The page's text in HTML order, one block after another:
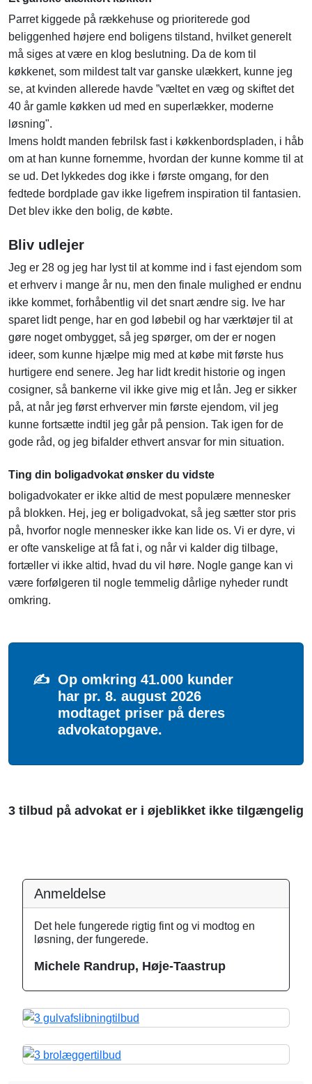
Parret kiggede på rækkehuse og prioriterede god
beliggenhed højere end boligens tilstand, hvilket generelt
må siges at være en klog beslutning. Da de kom til
køkkenet, som mildest talt var ganske ulækkert, kunne jeg
se, at kvinden allerede havde ”væltet en væg og skiftet det
40 år gamle køkken ud med en superlækker, moderne
løsning".
Imens holdt manden febrilsk fast i køkkenbordspladen, i håb
om at han kunne fornemme, hvordan der kunne komme til at
se ud. Det lykkedes dog ikke i første omgang, for den
fedtede bordplade gav ikke ligefrem inspiration til fantasien.
Det blev ikke den bolig, de købte.
Bliv udlejer
Jeg er 28 og jeg har lyst til at komme ind i fast ejendom som
et erhverv i mange år nu, men den finale mulighed er endnu
ikke kommet, forhåbentlig vil det snart ændre sig. Ive har
sparet lidt penge, har en god løbebil og har værktøjer til at
gøre noget ombygget, så jeg spørger, om der er nogen
ideer, som kunne hjælpe mig med at købe mit første hus
hurtigere end senere. Jeg har lidt kredit historie og ingen
cosigner, så bankerne vil ikke give mig et lån. Jeg er sikker
på, at når jeg først erhverver min første ejendom, vil jeg
kunne fortsætte indtil jeg går på pension. Tak igen for de
gode råd, og jeg bifalder ethvert ansvar for min situation.
Ting din boligadvokat ønsker du vidste
boligadvokater er ikke altid de mest populære mennesker
på blokken. Hej, jeg er boligadvokat, så jeg sætter stor pris
på, hvorfor nogle mennesker ikke kan lide os. Vi er dyre, vi
er ofte vanskelige at få fat i, og når vi kalder dig tilbage,
fortæller vi ikke altid, hvad du vil høre. Nogle gange kan vi
være forfølgeren til nogle temmelig dårlige nyheder rundt
omkring.
✍️ Op omkring 41.000 kunder
har pr. 8. august 2026
modtaget priser på deres
advokatopgave.
3 tilbud på advokat er i øjeblikket ikke tilgængelig
Anmeldelse
Det hele fungerede rigtig fint og vi modtog en
løsning, der fungerede.
Michele Randrup, Høje-Taastrup